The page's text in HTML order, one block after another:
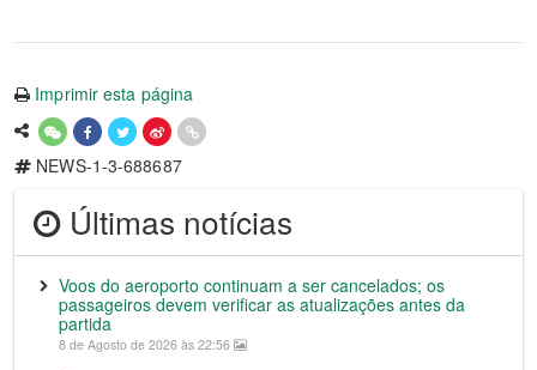
Imprimir esta página
NEWS-1-3-688687
Últimas notícias
Voos do aeroporto continuam a ser cancelados; os
passageiros devem verificar as atualizações antes da
partida
8 de Agosto de 2026 às 22:56